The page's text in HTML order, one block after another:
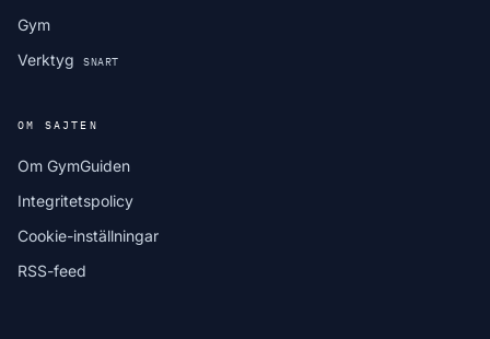
Gym
Verktyg
SNART
OM SAJTEN
Om GymGuiden
Integritetspolicy
Cookie-inställningar
RSS-feed